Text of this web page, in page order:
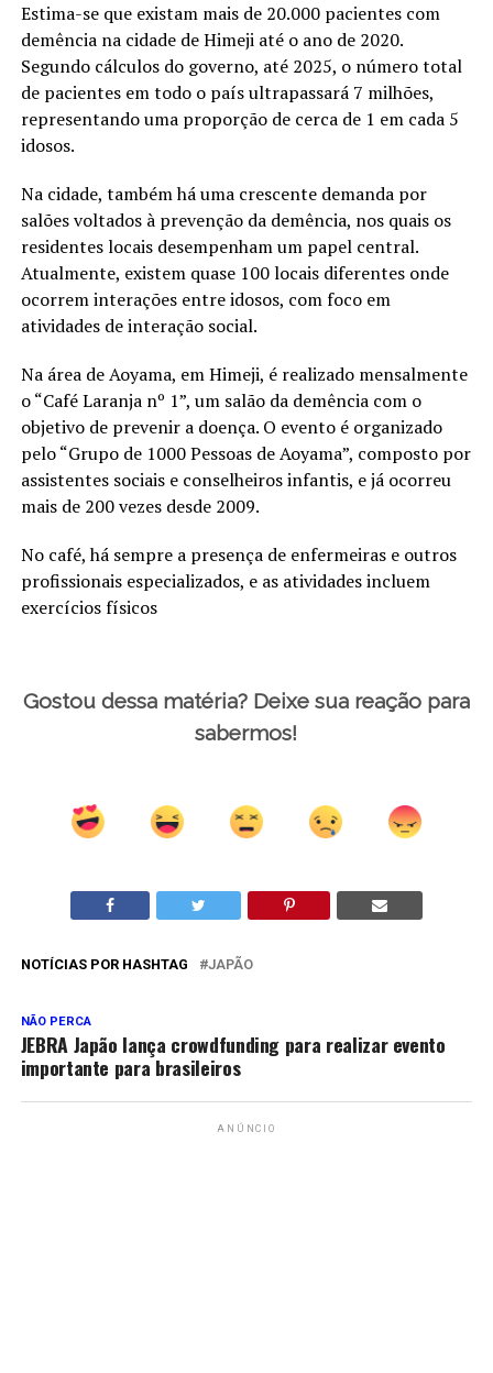
Estima-se que existam mais de 20.000 pacientes com
demência na cidade de Himeji até o ano de 2020.
Segundo cálculos do governo, até 2025, o número total
de pacientes em todo o país ultrapassará 7 milhões,
representando uma proporção de cerca de 1 em cada 5
idosos.
Na cidade, também há uma crescente demanda por
salões voltados à prevenção da demência, nos quais os
residentes locais desempenham um papel central.
Atualmente, existem quase 100 locais diferentes onde
ocorrem interações entre idosos, com foco em
atividades de interação social.
Na área de Aoyama, em Himeji, é realizado mensalmente
o “Café Laranja nº 1”, um salão da demência com o
objetivo de prevenir a doença. O evento é organizado
pelo “Grupo de 1000 Pessoas de Aoyama”, composto por
assistentes sociais e conselheiros infantis, e já ocorreu
mais de 200 vezes desde 2009.
No café, há sempre a presença de enfermeiras e outros
profissionais especializados, e as atividades incluem
exercícios físicos
Gostou dessa matéria? Deixe sua reação para
sabermos!
NOTÍCIAS POR HASHTAG JAPÃO
NÃO PERCA
JEBRA Japão lança crowdfunding para realizar evento
importante para brasileiros
ANÚNCIO